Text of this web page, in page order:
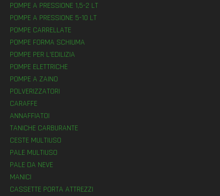
POMPE A PRESSIONE 1,5-2 LT
POMPE A PRESSIONE 5-10 LT
POMPE CARRELLATE
POMPE FORMA SCHIUMA
POMPE PER L’EDILIZIA
POMPE ELETTRICHE
POMPE A ZAINO
POLVERIZZATORI
CARAFFE
ANNAFFIATOI
TANICHE CARBURANTE
CESTE MULTIUSO
PALE MULTIUSO
PALE DA NEVE
MANICI
CASSETTE PORTA ATTREZZI